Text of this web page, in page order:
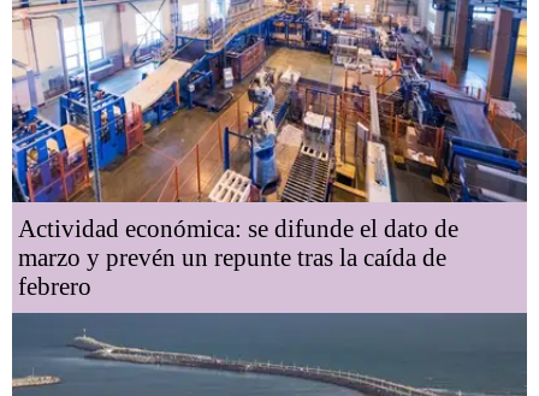
Actividad económica: se difunde el dato de
marzo y prevén un repunte tras la caída de
febrero